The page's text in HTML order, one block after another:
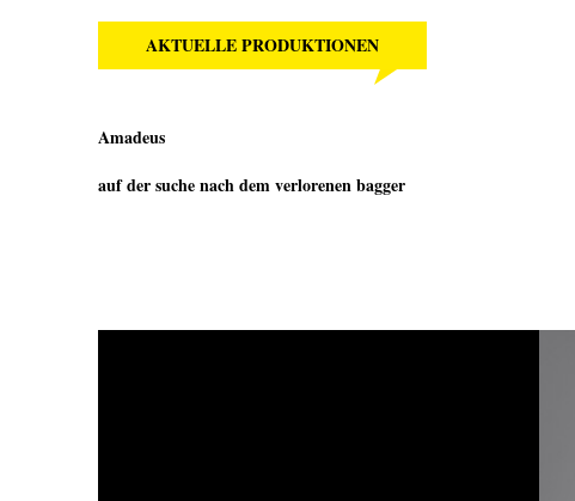
AKTUELLE PRODUKTIONEN
Amadeus
auf der suche nach dem verlorenen bagger